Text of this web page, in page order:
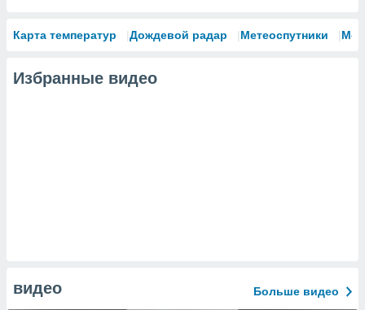
Карта температур Дождевой радар Метеоспутники
Избранные видео
видео Больше видео